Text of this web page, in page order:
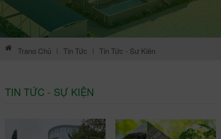
Trang Chủ | Tin Tức | Tin Tức - Sự Kiện
TIN TỨC - SỰ KIỆN